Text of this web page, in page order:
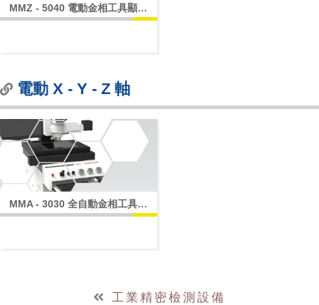
MMZ - 5040 電動金相工具顯微
鏡方案
電動 X - Y - Z 軸
MMA - 3030 全自動金相工具顯
微鏡方案
工業精密檢測設備